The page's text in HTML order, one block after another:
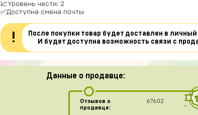
📈Уровень чести: 2
✅Доступна смена почты
!
После покупки товар будет доставлен в личный
И будет доступна возможность связи с
Данные о продавце:
Отзывов о
продавце:
67602